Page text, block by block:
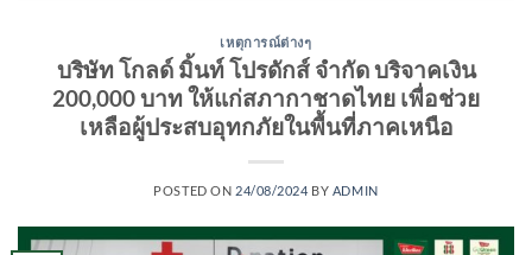
เหตุการณ์ต่างๆ
บริษัท โกลด์ มิ้นท์ โปรดักส์ จำกัด บริจาคเงิน
200,000 บาท ให้แก่สภากาชาดไทย เพื่อช่วย
เหลือผู้ประสบอุทกภัยในพื้นที่ภาคเหนือ
POSTED ON 24/08/2024 BY ADMIN